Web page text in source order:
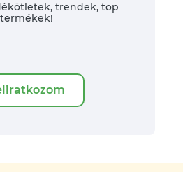
trendek, top
termékek!